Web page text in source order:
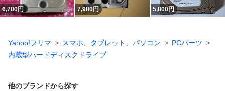
6,700円 7,980円 5,800円
Yahoo!フリマ スマホ、タブレット、パソコン
PCパーツ
内蔵型ハードディスクドライブ
他のブランドから探す